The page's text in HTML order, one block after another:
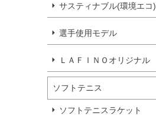
サスティナブル(環境エコ)
選手使用モデル
ＬＡＦＩＮＯオリジナル
ソフトテニス
ソフトテニスラケット